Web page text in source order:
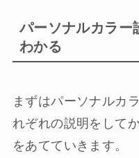
パーソナルカラー
わかる
まずはパーソナルカ
れぞれの説明をして
をあてていきます。